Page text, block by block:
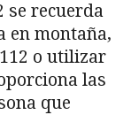
se recuerda
en montaña,
o utilizar
las
que